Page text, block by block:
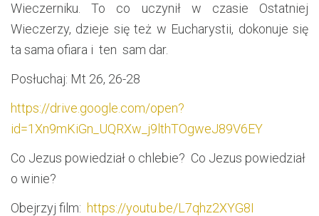
Wieczerniku. To co uczynił w czasie Ostatniej
Wieczerzy, dzieje się też w Eucharystii, dokonuje się
ta sama ofiara i ten sam dar.
Posłuchaj: Mt 26, 26-28
https://drive.google.com/open?
id=1Xn9mKiGn_UQRXw_j9lthTOgweJ89V6EY
Co Jezus powiedział o chlebie? Co Jezus powiedział
o winie?
Obejrzyj film: https://youtu.be/L7qhz2XYG8I